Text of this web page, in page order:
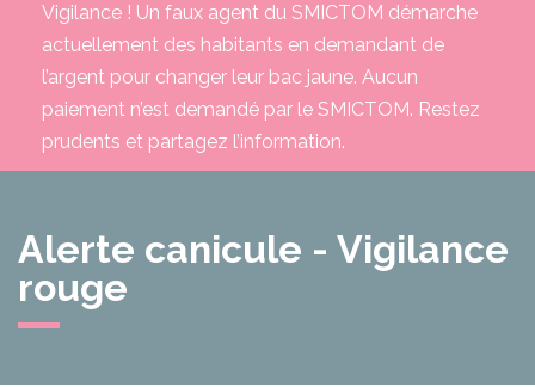
Vigilance ! Un faux agent du SMICTOM démarche
actuellement des habitants en demandant de
l’argent pour changer leur bac jaune. Aucun
paiement n’est demandé par le SMICTOM. Restez
prudents et partagez l’information.
Alerte canicule - Vigilance
rouge